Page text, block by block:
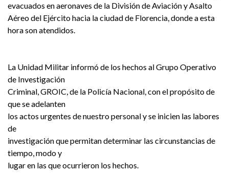
evacuados en aeronaves de la División de Aviación y Asalto
Aéreo del Ejército hacia la ciudad de Florencia, donde a esta
hora son atendidos.
La Unidad Militar informó de los hechos al Grupo Operativo
de Investigación
Criminal, GROIC, de la Policía Nacional, con el propósito de
que se adelanten
los actos urgentes de nuestro personal y se inicien las labores
de
investigación que permitan determinar las circunstancias de
tiempo, modo y
lugar en las que ocurrieron los hechos.